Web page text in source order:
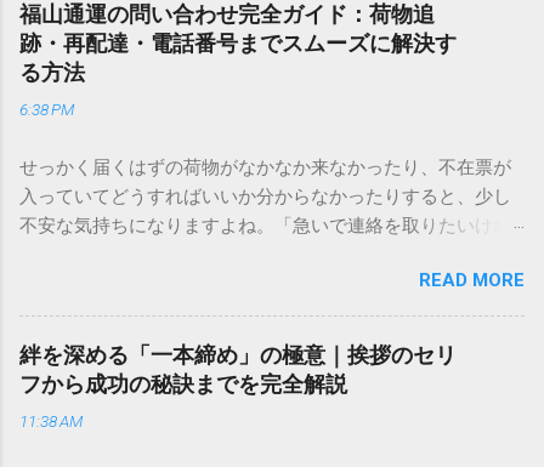
福山通運の問い合わせ完全ガイド：荷物追
跡・再配達・電話番号までスムーズに解決す
る方法
6:38 PM
せっかく届くはずの荷物がなかなか来なかったり、不在票が
入っていてどうすればいいか分からなかったりすると、少し
不安な気持ちになりますよね。「急いで連絡を取りたいけれ
きできる？」といった疑問を抱える方も多いはずです。 福山
通運は企業間物流のイメージが強いかもしれませんが、個人
向けの宅配サービスも非常に充実しています。大切なのは、
目的に合わせた適切な連絡先を選ぶことです。この記事で
は、荷物の追跡確認から営業所への電話連絡、再配達の依頼
手順まで、初めての方でも迷わずに解決できる方法を詳しく
READ MORE
絆を深める「一本締め」の極意｜挨拶のセリ
フから成功の秘訣までを完全解説
11:38 AM